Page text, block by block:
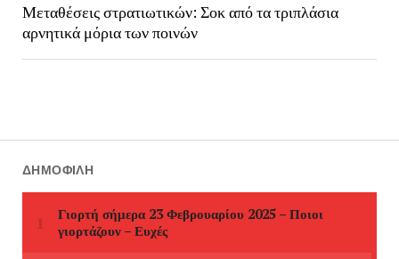
Μεταθέσεις στρατιωτικών: Σοκ από τα τριπλάσια
αρνητικά μόρια των ποινών
ΔΗΜΟΦΙΛΉ